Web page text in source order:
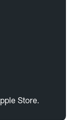
Store.